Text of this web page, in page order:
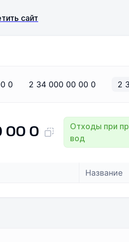
сайт
0 2 34 000 00 00 0 2
00 0
Отходы при
вод
Название